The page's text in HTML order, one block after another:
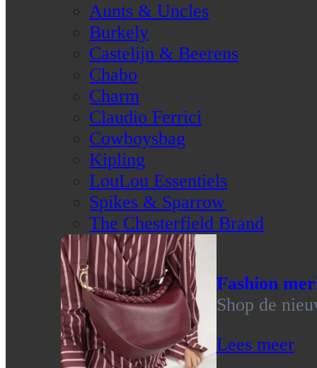
Aunts & Uncles
Burkely
Castelijn & Beerens
Chabo
Charm
Claudio Ferrici
Cowboysbag
Kipling
LouLou Essentiels
Spikes & Sparrow
The Chesterfield Brand
Fashion
Shop de
Lees meer